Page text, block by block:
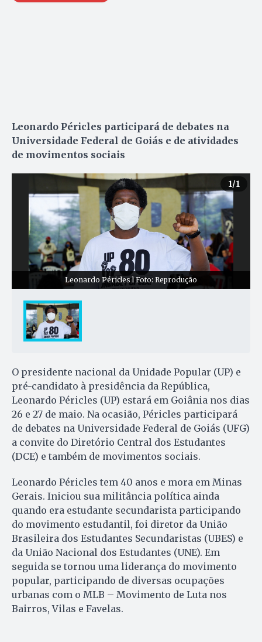
Leonardo Péricles participará de debates na
Universidade Federal de Goiás e de atividades
de movimentos sociais
1/1
Leonardo Péricles l Foto: Reprodução
O presidente nacional da Unidade Popular (UP) e
pré-candidato à presidência da República,
Leonardo Péricles (UP) estará em Goiânia nos dias
26 e 27 de maio. Na ocasião, Péricles participará
de debates na Universidade Federal de Goiás (UFG)
a convite do Diretório Central dos Estudantes
(DCE) e também de movimentos sociais.
Leonardo Péricles tem 40 anos e mora em Minas
Gerais. Iniciou sua militância política ainda
quando era estudante secundarista participando
do movimento estudantil, foi diretor da União
Brasileira dos Estudantes Secundaristas (UBES) e
da União Nacional dos Estudantes (UNE). Em
seguida se tornou uma liderança do movimento
popular, participando de diversas ocupações
urbanas com o MLB – Movimento de Luta nos
Bairros, Vilas e Favelas.